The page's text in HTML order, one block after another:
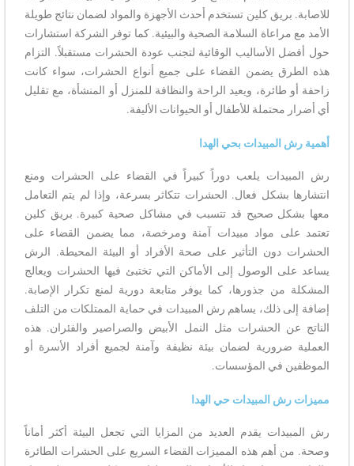
للاصابة. بريق كلين تستخدم أحدث الأجهزة والمواد لضمان نتائج طويلة
الأمد مع مراعاة السلامة الصحية والبيئية. كما توفر الشركة استشارات
حول أفضل الأساليب الوقائية لتجنب عودة الحشرات مستقبلاً. التزام
هذه الطرق يضمن القضاء على جميع أنواع الحشرات، سواء كانت
زاحفة أو طائرة، ويعيد الراحة والنظافة للمنزل أو المنشأة، مع تقليل
أي أضرار محتملة للأطفال أو الحيوانات الأليفة.
أهمية رش المبيدات بحي الهدا
رش المبيدات يلعب دوراً كبيراً في القضاء على الحشرات ومنع
انتشارها بشكل فعال. الحشرات تتكاثر بسرعة، وإذا لم يتم التعامل
معها بشكل صحيح قد تتسبب في مشاكل صحية كبيرة. بريق كلين
تعتمد على مواد مبيدات آمنة ومرخصة، مما يضمن القضاء على
الحشرات دون التأثير على صحة الأفراد أو البيئة المحيطة. الرش
يساعد على الوصول إلى الأماكن التي تختبئ فيها الحشرات ويعالج
المشكلة من جذورها، كما يوفر متابعة دورية لمنع تكرار الإصابة.
إضافة إلى ذلك، يساهم رش المبيدات في حماية الممتلكات من التلف
الناتج عن الحشرات مثل النمل الأبيض والصراصير والفئران. هذه
العملية ضرورية لضمان بيئة نظيفة وآمنة لجميع أفراد الأسرة أو
الموظفين في المؤسسات.
مميزات رش المبيدات حي الهدا
رش المبيدات يقدم العديد من المزايا التي تجعل البيئة أكثر أماناً
وصحة. من أهم هذه المميزات القضاء السريع على الحشرات الطائرة